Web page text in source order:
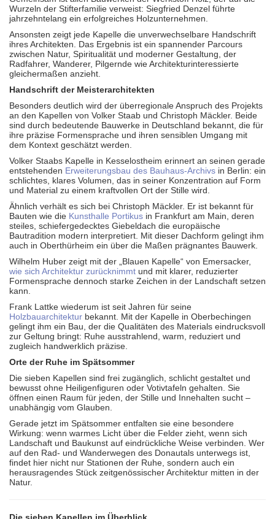
Wurzeln der Stifterfamilie verweist: Siegfried Denzel führte
jahrzehntelang ein erfolgreiches Holzunternehmen.
Ansonsten zeigt jede Kapelle die unverwechselbare Handschrift
ihres Architekten. Das Ergebnis ist ein spannender Parcours
zwischen Natur, Spiritualität und moderner Gestaltung, der
Radfahrer, Wanderer, Pilgernde wie Architekturinteressierte
gleichermaßen anzieht.
Handschrift der Meisterarchitekten
Besonders deutlich wird der überregionale Anspruch des Projekts
an den Kapellen von Volker Staab und Christoph Mäckler. Beide
sind durch bedeutende Bauwerke in Deutschland bekannt, die für
ihre präzise Formensprache und ihren sensiblen Umgang mit
dem Kontext geschätzt werden.
Volker Staabs Kapelle in Kesselostheim erinnert an seinen gerade
entstehenden Erweiterungsbau des Bauhaus-Archivs in Berlin: ein
schlichtes, klares Volumen, das in seiner Konzentration auf Form
und Material zu einem kraftvollen Ort der Stille wird.
Ähnlich verhält es sich bei Christoph Mäckler. Er ist bekannt für
Bauten wie die Kunsthalle Portikus in Frankfurt am Main, deren
steiles, schiefergedecktes Giebeldach die europäische
Bautradition modern interpretiert. Mit dieser Dachform gelingt ihm
auch in Oberthürheim ein über die Maßen prägnantes Bauwerk.
Wilhelm Huber zeigt mit der „Blauen Kapelle“ von Emersacker,
wie sich Architektur zurücknimmt und mit klarer, reduzierter
Formensprache dennoch starke Zeichen in der Landschaft setzen
kann.
Frank Lattke wiederum ist seit Jahren für seine
Holzbauarchitektur bekannt. Mit der Kapelle in Oberbechingen
gelingt ihm ein Bau, der die Qualitäten des Materials eindrucksvoll
zur Geltung bringt: Ruhe ausstrahlend, warm, reduziert und
zugleich handwerklich präzise.
Orte der Ruhe im Spätsommer
Die sieben Kapellen sind frei zugänglich, schlicht gestaltet und
bewusst ohne Heiligenfiguren oder Votivtafeln gehalten. Sie
öffnen einen Raum für jeden, der Stille und Innehalten sucht –
unabhängig vom Glauben.
Gerade jetzt im Spätsommer entfalten sie eine besondere
Wirkung: wenn warmes Licht über die Felder zieht, wenn sich
Landschaft und Baukunst auf eindrückliche Weise verbinden. Wer
auf den Rad- und Wanderwegen des Donautals unterwegs ist,
findet hier nicht nur Stationen der Ruhe, sondern auch ein
herausragendes Stück zeitgenössischer Architektur mitten in der
Natur.